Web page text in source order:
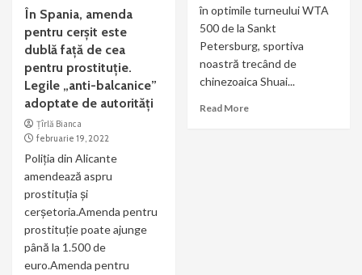
În Spania, amenda
pentru cerșit este
dublă față de cea
pentru prostituție.
Legile „anti-balcanice”
adoptate de autorități
Țîrlă Bianca
februarie 19, 2022
Poliția din Alicante
amendează aspru
prostituția și
cerșetoria.Amenda pentru
prostituție poate ajunge
până la 1.500 de
euro.Amenda pentru
în optimile turneului WTA
500 de la Sankt
Petersburg, sportiva
noastră trecând de
chinezoaica Shuai...
Read More